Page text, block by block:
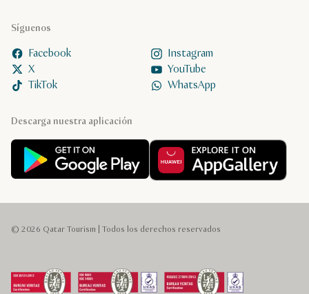
Descarga nuestra aplicación
Síguenos
Facebook
Instagram
X
YouTube
TikTok
WhatsApp
© 2026 Qatar Tourism | Todos los derechos reservados